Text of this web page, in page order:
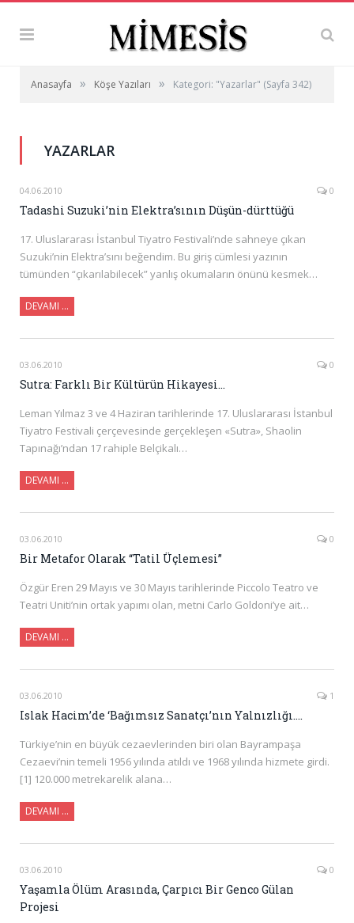
Anasayfa » Köşe Yazıları » Kategori: "Yazarlar" (Sayfa 342)
YAZARLAR
04.06.2010 0
Tadashi Suzuki’nin Elektra’sının Düşün-dürttüğü
17. Uluslararası İstanbul Tiyatro Festivali’nde sahneye çıkan
Suzuki’nin Elektra’sını beğendim. Bu giriş cümlesi yazının
tümünden “çıkarılabilecek” yanlış okumaların önünü kesmek…
DEVAMI …
03.06.2010 0
Sutra: Farklı Bir Kültürün Hikayesi…
Leman Yılmaz 3 ve 4 Haziran tarihlerinde 17. Uluslararası İstanbul
Tiyatro Festivali çerçevesinde gerçekleşen «Sutra», Shaolin
Tapınağı’ndan 17 rahiple Belçikalı…
DEVAMI …
03.06.2010 0
Bir Metafor Olarak “Tatil Üçlemesi”
Özgür Eren 29 Mayıs ve 30 Mayıs tarihlerinde Piccolo Teatro ve
Teatri Uniti’nin ortak yapımı olan, metni Carlo Goldoni’ye ait…
DEVAMI …
03.06.2010 1
Islak Hacim’de ‘Bağımsız Sanatçı’nın Yalnızlığı….
Türkiye’nin en büyük cezaevlerinden biri olan Bayrampaşa
Cezaevi’nin temeli 1956 yılında atıldı ve 1968 yılında hizmete girdi.
[1] 120.000 metrekarelik alana…
DEVAMI …
03.06.2010 0
Yaşamla Ölüm Arasında, Çarpıcı Bir Genco Gülan
Projesi